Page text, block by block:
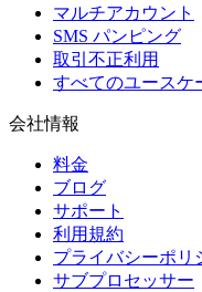
マルチアカウント
SMS パンピング
取引不正利用
すべてのユースケ
会社情報
料金
ブログ
サポート
利用規約
プライバシーポリ
サブプロセッサー